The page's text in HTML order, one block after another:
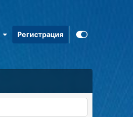
Регистрация